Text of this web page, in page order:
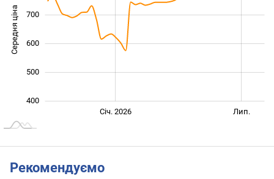
Середня ціна
400
500
600
700
Січ. 2026 Лип.
Рекомендуємо